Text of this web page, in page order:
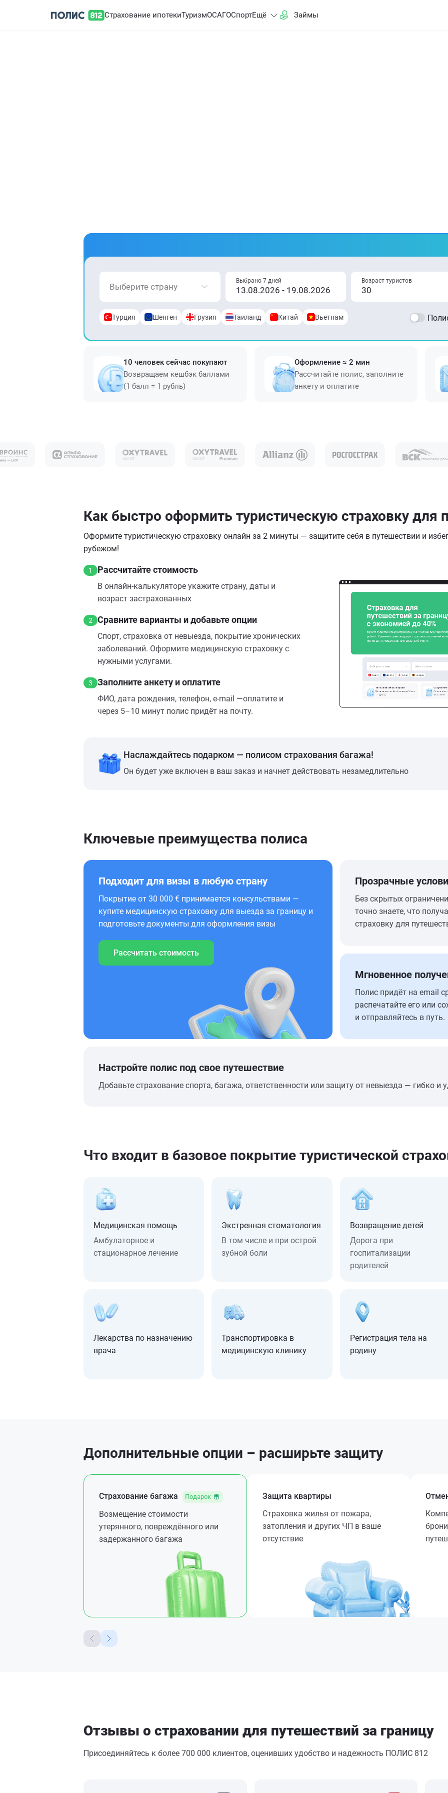
Страхование ипотекиТуризмОСАГОСпортЕщё Займы
Выберите страну
Выбрано 7 дней Возраст туристов
Турция Шенген Грузия Таиланд Китай Вьетнам
10 человек сейчас покупают
Возвращаем кешбэк баллами
(1 балл = 1 рубль)
Оформление ≈ 2 мин
Рассчитайте полис, заполните
анкету и оплатите
Как быстро оформить туристическую страховку для
Оформите туристическую страховку онлайн за 2 минуты — защитите себя в путешествии и
рубежом!
1 Рассчитайте стоимость
В онлайн‑калькуляторе укажите страну, даты и
возраст застрахованных
2 Сравните варианты и добавьте опции
Спорт, страховка от невыезда, покрытие хронических
заболеваний. Оформите медицинскую страховку с
нужными услугами.
3 Заполните анкету и оплатите
ФИО, дата рождения, телефон, e‑mail —оплатите и
через 5–10 минут полис придёт на почту.
Наслаждайтесь подарком — полисом страхования багажа!
Он будет уже включен в ваш заказ и начнет действовать незамедлительно
Ключевые преимущества полиса
Подходит для визы в любую страну
Покрытие от 30 000 € принимается консульствами —
купите медицинскую страховку для выезда за границу и
подготовьте документы для оформления визы
Рассчитать стоимость
Прозрачные
Без скрытых
точно знаете, что
страховку для
Мгновенное
Полис придёт на email
распечатайте его или
и отправляйтесь в путь.
Настройте полис под свое путешествие
Добавьте страхование спорта, багажа, ответственности или защиту от невыезда — гибко и
Что входит в базовое покрытие туристической
Медицинская помощь
Амбулаторное и
стационарное лечение
Экстренная стоматология
В том числе и при острой
зубной боли
Возвращение детей
Дорога при
госпитализации
родителей
Лекарства по назначению
врача
Транспортировка в
медицинскую клинику
Регистрация тела на
родину
Дополнительные опции – расширьте защиту
Страхование багажа Подарок
Возмещение стоимости
утерянного, повреждённого или
задержанного багажа
Защита квартиры
Страховка жилья от пожара,
затопления и других ЧП в ваше
отсутствие
Отзывы о страховании для путешествий за границу
Присоединяйтесь к более 700 000 клиентов, оценивших удобство и надежность ПОЛИС 812